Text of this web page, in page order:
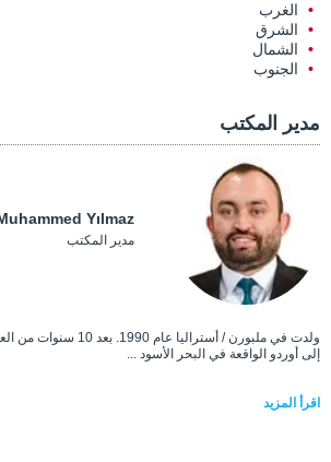
الغرب
الشرق
الشمال
الجنوب
مدير المكتب
Yılmaz
مدير المكتب
ولدت في ملبورن / أستراليا
إلى أوردو الواقعة في البحر الأسود ...
اقرأ المزيد